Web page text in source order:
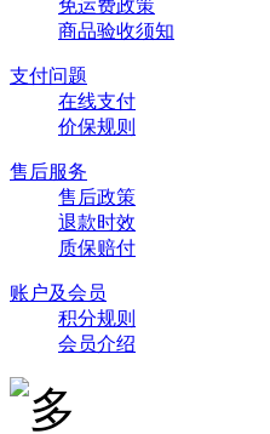
免运费政策
商品验收须知
支付问题
在线支付
价保规则
售后服务
售后政策
退款时效
质保赔付
账户及会员
积分规则
会员介绍